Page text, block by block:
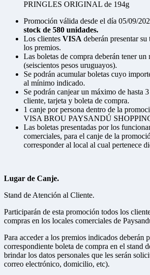
PRINGLES ORIGINAL de 194g
Promoción válida desde el día 05/09/
stock de 580 unidades.
Los clientes VISA deberán presentar
los premios.
Las boletas de compra deberán tener
(seiscientos pesos uruguayos).
Se podrán acumular boletas cuyo
al mínimo indicado.
Se podrán canjear un máximo de hasta
cliente, tarjeta y boleta de compra.
1 canje por persona dentro de la
VISA BROU PAYSANDÚ
Las boletas presentadas por los
comerciales, para el canje de la
corresponder al local al cual pertenece
Lugar de Canje.
Stand de Atención al Cliente.
Participarán de esta promoción todos los
compras en los locales comerciales de
Para acceder a los premios indicados deberán
correspondiente boleta de compra en el stand
brindar los datos personales que les serán
correo electrónico, domicilio, etc).